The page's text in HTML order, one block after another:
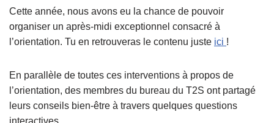
Cette année, nous avons eu la chance de pouvoir
organiser un après-midi exceptionnel consacré à
l’orientation. Tu en retrouveras le contenu juste ici !
En parallèle de toutes ces interventions à propos de
l’orientation, des membres du bureau du T2S ont partagé
leurs conseils bien-être à travers quelques questions
interactives.